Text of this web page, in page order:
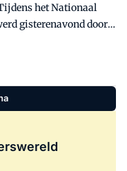
het Nationaal
gisterenavond door
NOC/NSF een
krijgt in het Holland